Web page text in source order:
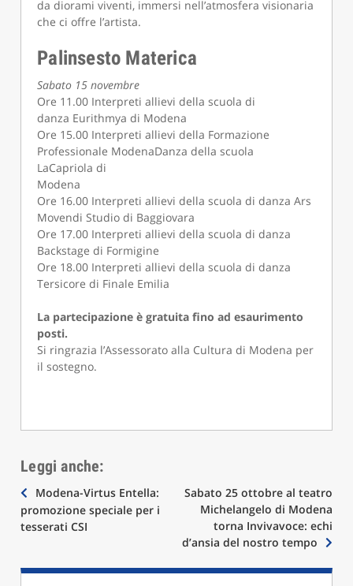
da diorami viventi, immersi nell’atmosfera visionaria
che ci offre l’artista.
Palinsesto Materica
Sabato 15 novembre
Ore 11.00 Interpreti allievi della scuola di
danza Eurithmya di Modena
Ore 15.00 Interpreti allievi della Formazione
Professionale ModenaDanza della scuola
LaCapriola di
Modena
Ore 16.00 Interpreti allievi della scuola di danza Ars
Movendi Studio di Baggiovara
Ore 17.00 Interpreti allievi della scuola di danza
Backstage di Formigine
Ore 18.00 Interpreti allievi della scuola di danza
Tersicore di Finale Emilia
La partecipazione è gratuita fino ad esaurimento
posti.
Si ringrazia l’Assessorato alla Cultura di Modena per
il sostegno.
Leggi anche:
Navigazione
articoli
Modena-Virtus Entella:
promozione speciale per i
tesserati CSI
Sabato 25 ottobre al teatro
Michelangelo di Modena
torna Invivavoce: echi
d’ansia del nostro tempo